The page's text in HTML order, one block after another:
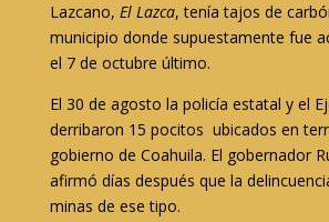
Lazcano, El Lazca, tenía tajos de
municipio donde supuestamente fue
el 7 de octubre último.
El 30 de agosto la policía estatal y el
derribaron 15 pocitos ubicados en
gobierno de Coahuila. El gobernador
afirmó días después que la
minas de ese tipo.